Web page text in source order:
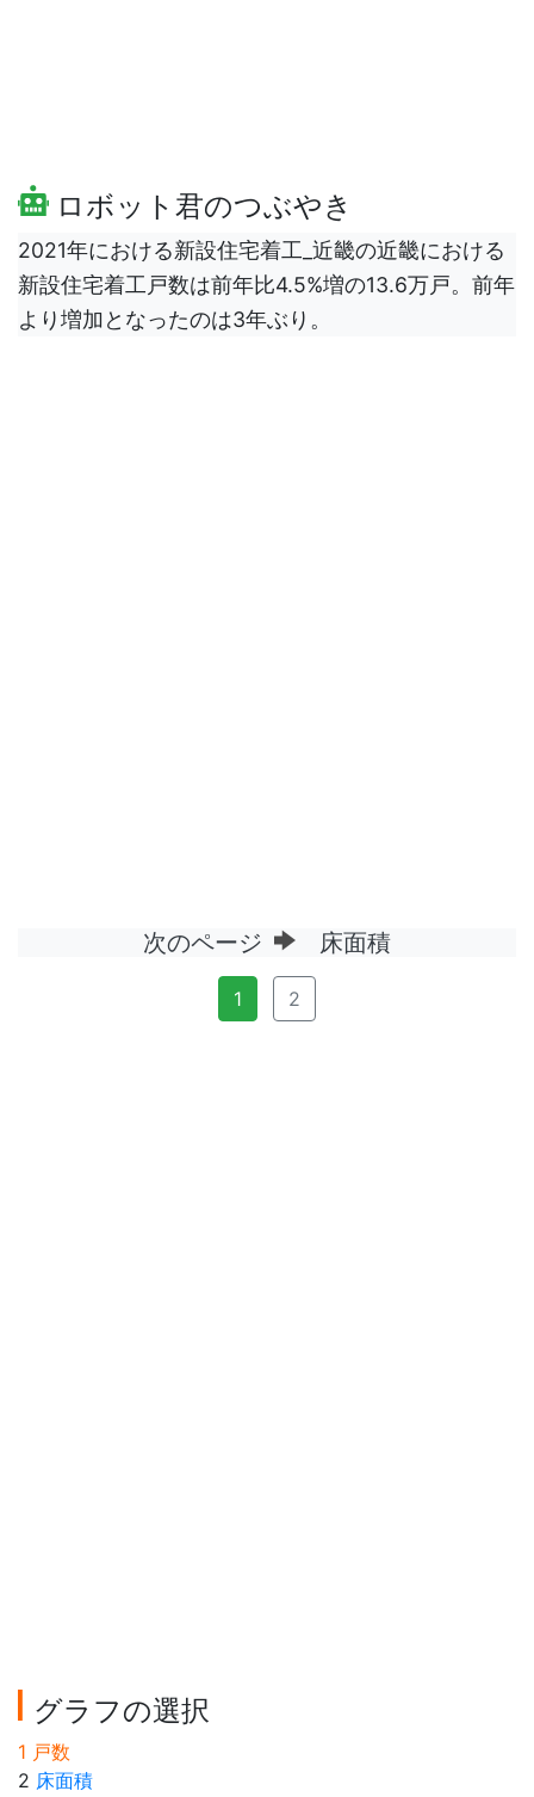
ロボット君のつぶやき
2021年における新設住宅着工_近畿の近畿における
新設住宅着工戸数は前年比4.5%増の13.6万戸。前年
より増加となったのは3年ぶり。
次のページ 床面積
1 2
グラフの選択
1 戸数
2 床面積